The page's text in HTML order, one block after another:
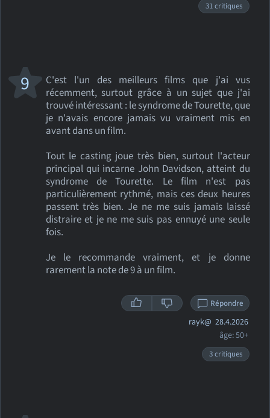
31 critiques
C'est l'un des meilleurs films que j'ai vus
récemment, surtout grâce à un sujet que j'ai
trouvé intéressant : le syndrome de Tourette, que
je n'avais encore jamais vu vraiment mis en
avant dans un film.
Tout le casting joue très bien, surtout l'acteur
principal qui incarne John Davidson, atteint du
syndrome de Tourette. Le film n'est pas
particulièrement rythmé, mais ces deux heures
passent très bien. Je ne me suis jamais laissé
distraire et je ne me suis pas ennuyé une seule
fois.
Je le recommande vraiment, et je donne
rarement la note de 9 à un film.
9
Répondre
rayk@ 28.4.2026
âge: 50+
3 critiques